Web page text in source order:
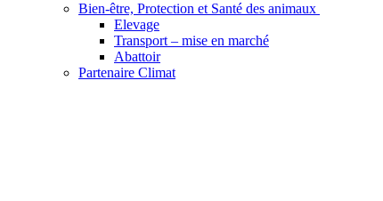
Bien-être, Protection et Santé des animaux
Elevage
Transport – mise en marché
Abattoir
Partenaire Climat